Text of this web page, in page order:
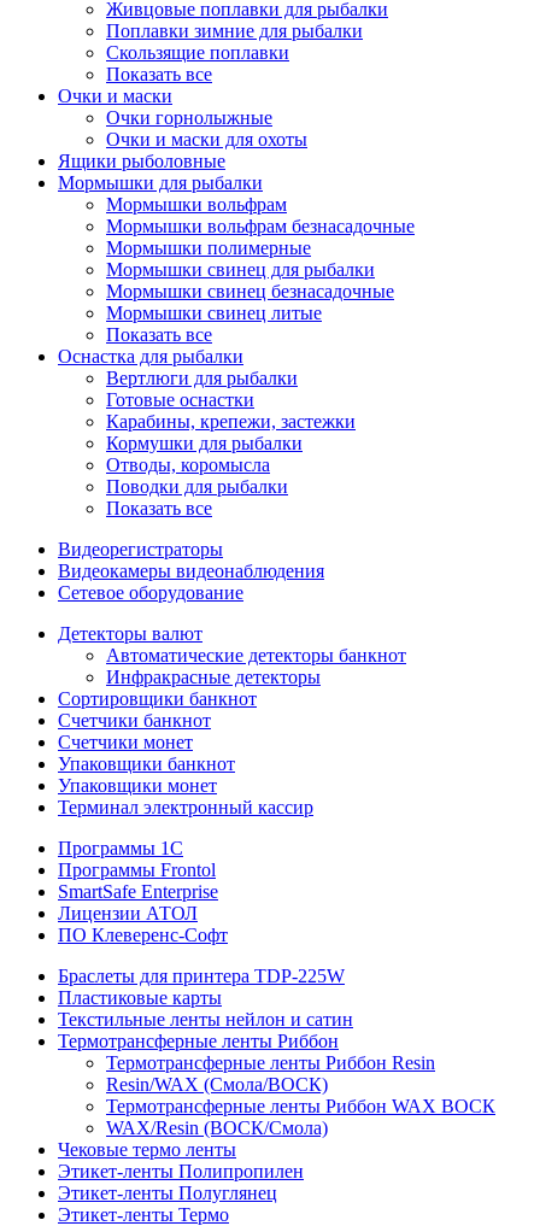
Живцовые поплавки для рыбалки
Поплавки зимние для рыбалки
Скользящие поплавки
Показать все
Очки и маски
Очки горнолыжные
Очки и маски для охоты
Ящики рыболовные
Мормышки для рыбалки
Мормышки вольфрам
Мормышки вольфрам безнасадочные
Мормышки полимерные
Мормышки свинец для рыбалки
Мормышки свинец безнасадочные
Мормышки свинец литые
Показать все
Оснастка для рыбалки
Вертлюги для рыбалки
Готовые оснастки
Карабины, крепежи, застежки
Кормушки для рыбалки
Отводы, коромысла
Поводки для рыбалки
Показать все
Видеорегистраторы
Видеокамеры видеонаблюдения
Сетевое оборудование
Детекторы валют
Автоматические детекторы банкнот
Инфракрасные детекторы
Сортировщики банкнот
Счетчики банкнот
Счетчики монет
Упаковщики банкнот
Упаковщики монет
Терминал электронный кассир
Программы 1C
Программы Frontol
SmartSafe Enterprise
Лицензии АТОЛ
ПО Клеверенс-Софт
Браслеты для принтера TDP-225W
Пластиковые карты
Текстильные ленты нейлон и сатин
Термотрансферные ленты Риббон
Термотрансферные ленты Риббон Resin
Resin/WAX (Смола/ВОСК)
Термотрансферные ленты Риббон WAX ВОСК
WAX/Resin (ВОСК/Смола)
Чековые термо ленты
Этикет-ленты Полипропилен
Этикет-ленты Полуглянец
Этикет-ленты Термо